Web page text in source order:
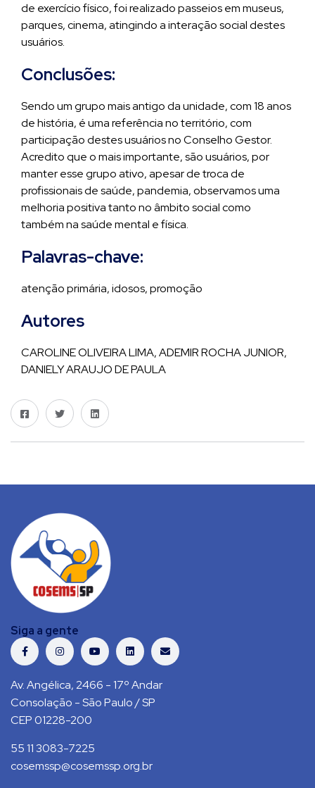
de exercício físico, foi realizado passeios em museus,
parques, cinema, atingindo a interação social destes
usuários.
Conclusões:
Sendo um grupo mais antigo da unidade, com 18 anos
de história, é uma referência no território, com
participação destes usuários no Conselho Gestor.
Acredito que o mais importante, são usuários, por
manter esse grupo ativo, apesar de troca de
profissionais de saúde, pandemia, observamos uma
melhoria positiva tanto no âmbito social como
também na saúde mental e física.
Palavras-chave:
atenção primária, idosos, promoção
Autores
CAROLINE OLIVEIRA LIMA, ADEMIR ROCHA JUNIOR,
DANIELY ARAUJO DE PAULA
Siga a gente
Av. Angélica, 2466 - 17º Andar
Consolação - São Paulo / SP
CEP 01228-200
55 11 3083-7225
cosemssp@cosemssp.org.br